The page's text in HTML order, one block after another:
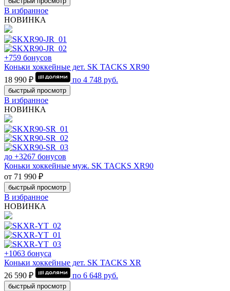
В избранное
НОВИНКА
+759 бонусов
Коньки хоккейные дет. SK TACKS XR90
18 990 ₽
по 4 748 руб.
быстрый просмотр
В избранное
НОВИНКА
до +3267 бонусов
Коньки хоккейные муж. SK TACKS XR90
от 71 990 ₽
быстрый просмотр
В избранное
НОВИНКА
+1063 бонуса
Коньки хоккейные дет. SK TACKS XR
26 590 ₽
по 6 648 руб.
быстрый просмотр